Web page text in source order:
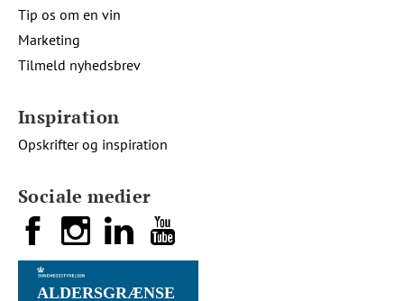
Sociale medier
Tip os om en vin
Marketing
Tilmeld nyhedsbrev
Inspiration
Opskrifter og inspiration